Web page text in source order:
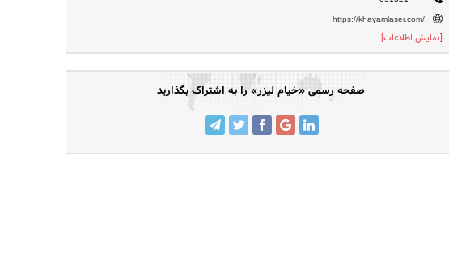
https://khayamlaser.com/
[نمایش اطلاعات]
صفحه رسمی «خیام لیزر» را به اشتراک بگذارید